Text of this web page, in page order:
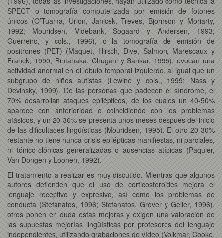
SPECT o tomografía computerizada por emisión de fotones
únicos (O’Tuama, Urion, Janicek, Treves, Bjornson y Moriarty,
1992; Mouridsen, Videbank, Sogaard y Andersen, 1993;
Guerreiro, y cols., 1996), o la tomografía de emisión de
positrones (PET) (Maquet, Hirsch, Dive, Salmon, Marescaux y
Franck, 1990; Rintahaka, Chugani y Sankar, 1995), evocan una
actividad anormal en el lóbulo temporal izquierdo, al igual que un
subgrupo de niños autistas (Lewine y cols., 1999; Nass y
Devinsky, 1999). De las personas que padecen el síndrome, el
70% desarrollan ataques epilépticos, de los cuales un 40-50%
aparece con anterioridad o coincidiendo con los problemas
afásicos, y un 20-30% se presenta unos meses después del inicio
de las dificultades lingüísticas (Mouridsen, 1995). El otro 20-30%
restante no tiene nunca crisis epilépticas manifiestas, ni parciales,
ni tónico-clónicas generalizadas o ausencias atípicas (Paquier,
Van Dongen y Loonen, 1992).
El tratamiento a realizar es muy discutido. Mientras que algunos
autores defienden que el uso de corticosteroides mejora el
lenguaje receptivo y expresivo, así como los problemas de
conducta (Stefanatos, 1996; Stefanatos, Grover y Geller, 1996),
otros ponen en duda estas mejoras y exigen una valoración de
las supuestas mejorías lingüísticas por profesores del lenguaje
independientes, utilizando grabaciones de vídeo (Volkmar, Cooke,